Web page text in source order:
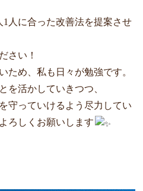
人に合った改善法を提案させ
さい！
ため、私も日々が勉強です。
を活かしていきつつ、
守っていけるよう尽力してい
ろしくお願いします